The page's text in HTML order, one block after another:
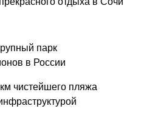
парк
в России
чистейшего пляжа